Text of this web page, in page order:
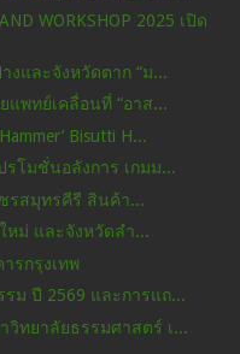
WORKSHOP 2025 เปิด
งและจังหวัดตาก “ม...
แพทย์เคลื่อนที่ “อาส...
Bisutti H...
รโมชั่นอลังการ เกมม...
รสมุทรคีรี สินค้า...
หม่ และจังหวัดลำ...
รกรุงเทพ
ม ปี 2569 และการแถ...
ทยาลัยธรรมศาสตร์ เ...